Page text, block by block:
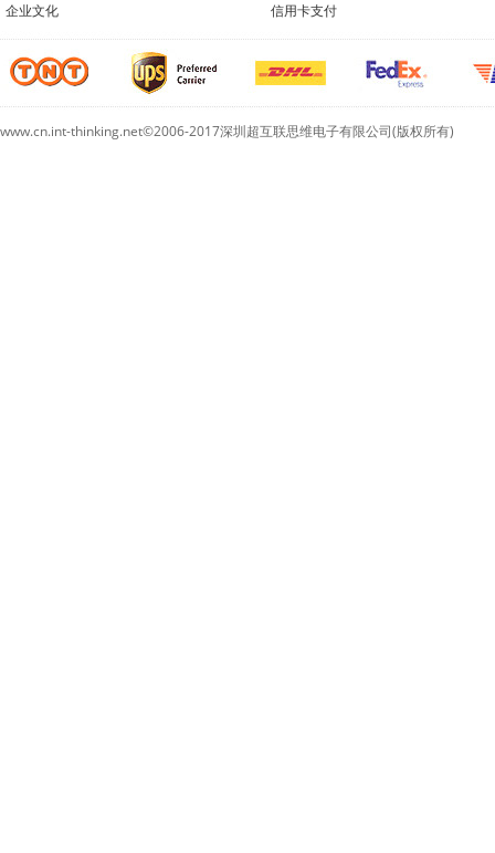
企业文化
信用卡支付
www.cn.int-thinking.net©2006-2017深圳超互联思维电子有限公司(版权所有)